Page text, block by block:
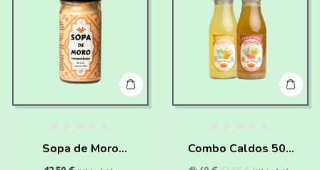
Sopa de Moro
Combo Caldos 500